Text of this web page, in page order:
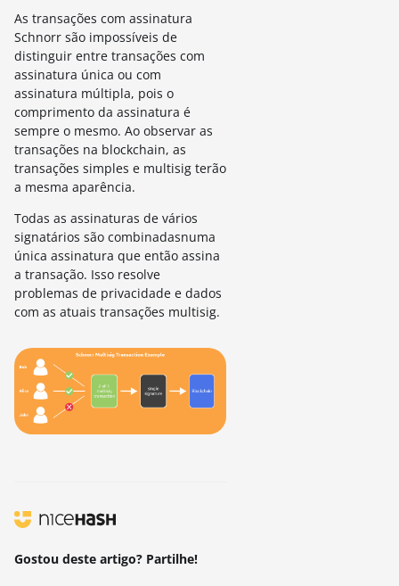
As transações com assinatura
Schnorr são impossíveis de
distinguir entre transações com
assinatura única ou com
assinatura múltipla, pois o
comprimento da assinatura é
sempre o mesmo. Ao observar as
transações na blockchain, as
transações simples e multisig terão
a mesma aparência.
Todas as assinaturas de vários
signatários são combinadasnuma
única assinatura que então assina
a transação. Isso resolve
problemas de privacidade e dados
com as atuais transações multisig.
Gostou deste artigo? Partilhe!